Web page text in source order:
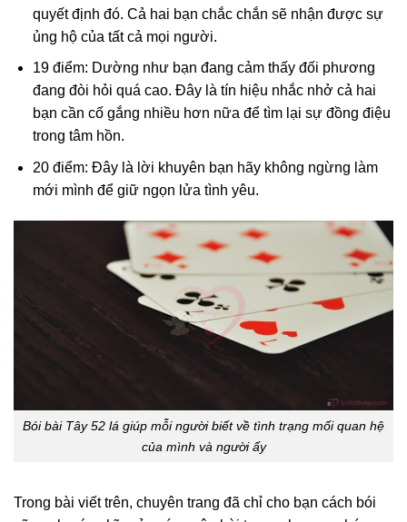
quyết định đó. Cả hai bạn chắc chắn sẽ nhận được sự
ủng hộ của tất cả mọi người.
19 điểm: Dường như bạn đang cảm thấy đối phương
đang đòi hỏi quá cao. Đây là tín hiệu nhắc nhở cả hai
bạn cần cố gắng nhiều hơn nữa để tìm lại sự đồng điệu
trong tâm hồn.
20 điểm: Đây là lời khuyên bạn hãy không ngừng làm
mới mình để giữ ngọn lửa tình yêu.
Bói bài Tây 52 lá giúp mỗi người biết về tình trạng mối quan hệ
của mình và người ấy
Trong bài viết trên, chuyên trang đã chỉ cho bạn cách bói